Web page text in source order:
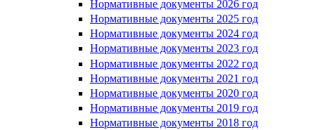
Нормативные документы 2026 год
Нормативные документы 2025 год
Нормативные документы 2024 год
Нормативные документы 2023 год
Нормативные документы 2022 год
Нормативные документы 2021 год
Нормативные документы 2020 год
Нормативные документы 2019 год
Нормативные документы 2018 год